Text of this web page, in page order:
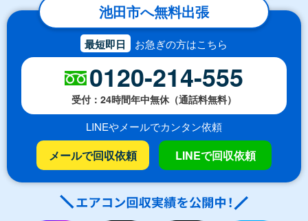
池田市へ無料出張
最短即日 お急ぎの方はこちら
0120-214-555
受付：24時間年中無休（通話料無料）
LINEやメールでカンタン依頼
メールで回収依頼 LINEで回収依頼